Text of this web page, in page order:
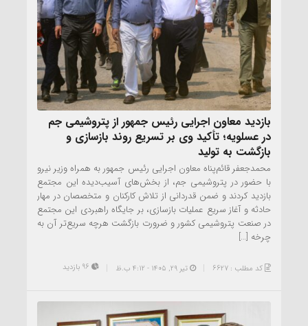
بازدید معاون اجرایی رئیس جمهور از پتروشیمی جم
در عسلویه؛ تأکید وی بر تسریع روند بازسازی و
بازگشت به تولید
محمدجعفر قائم‌پناه معاون اجرایی رئیس جمهور به همراه وزیر نیرو
با حضور در پتروشیمی جم، از بخش‌های آسیب‌دیده این مجتمع
بازدید کردند و ضمن قدردانی از تلاش کارکنان و متخصصان در مهار
حادثه و آغاز سریع عملیات بازسازی، بر جایگاه راهبردی این مجتمع
در صنعت پتروشیمی کشور و ضرورت بازگشت هرچه سریع‌تر آن به
چرخه […]
کد مطلب : 6627 تیر ۲۹, ۱۴۰۵ - 4:12 ب.ظ